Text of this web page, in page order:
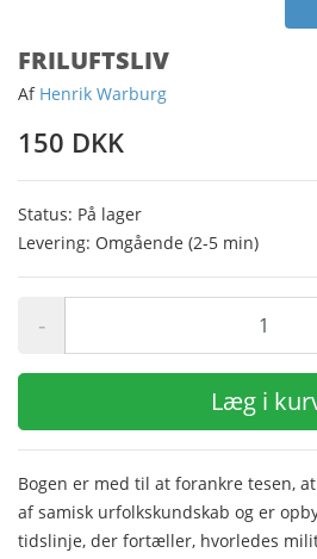
FRILUFTSLIV
Af Henrik Warburg
150 DKK
Status: På lager
Levering: Omgående (2-5 min)
-
Læg i
Bogen er med til at forankre tesen,
af samisk urfolkskundskab og er
tidslinje, der fortæller, hvorledes